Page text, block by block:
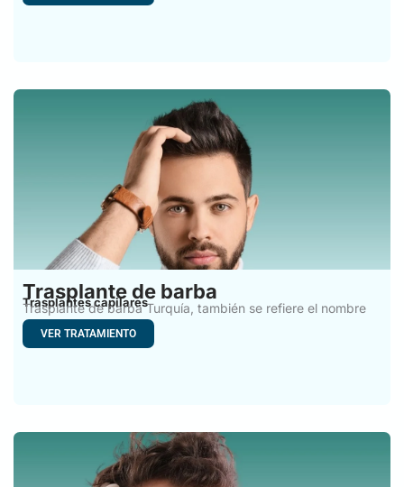
Trasplante de barba
Trasplantes capilares
Trasplante de barba Turquía, también se refiere el nombre
de
VER TRATAMIENTO